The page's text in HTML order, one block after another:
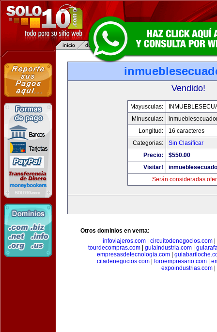
Vendido!
Mayusculas:
Minusculas:
Longitud:
16 caracteres
Categorias:
Sin Clasificar
Precio:
$550.00
Visitar!
Serán consideradas
Otros dominios en venta:
infoviajeros.com| circuitodenegocios.com|
tourdecompras.com| guiaindustria.com|
empresasdetecnologia.com
citadenegocios.com
foroempresario.com
expoindustrias.com